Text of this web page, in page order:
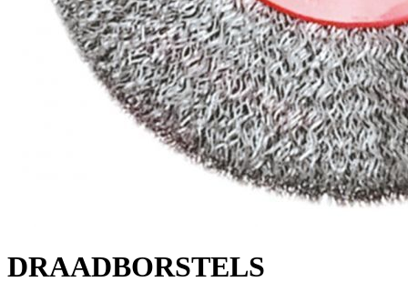
DRAADBORSTELS